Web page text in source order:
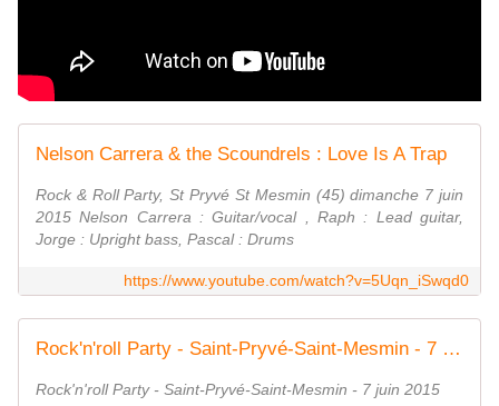
Nelson Carrera & the Scoundrels : Love Is A Trap
Rock & Roll Party, St Pryvé St Mesmin (45) dimanche 7 juin
2015 Nelson Carrera : Guitar/vocal , Raph : Lead guitar,
Jorge : Upright bass, Pascal : Drums
https://www.youtube.com/watch?v=5Uqn_iSwqd0
Rock'n'roll Party - Saint-Pryvé-Saint-Mesmin - 7 juin 2015
Rock'n'roll Party - Saint-Pryvé-Saint-Mesmin - 7 juin 2015